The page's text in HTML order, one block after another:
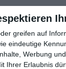
greifen auf
eindeutige
Werbung
Ihrer Erlaubnis